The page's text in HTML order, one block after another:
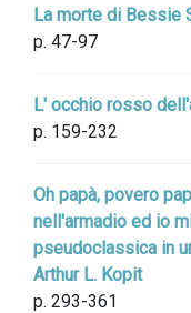
La morte di Bessie
p. 47-97
L' occhio rosso
p. 159-232
Oh papà, povero
nell'armadio ed io
pseudoclassica in
Arthur L. Kopit
p. 293-361